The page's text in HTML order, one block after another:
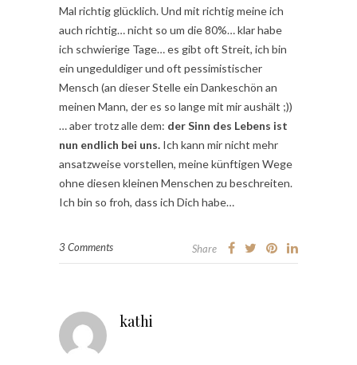
Mal richtig glücklich. Und mit richtig meine ich
auch richtig… nicht so um die 80%… klar habe
ich schwierige Tage… es gibt oft Streit, ich bin
ein ungeduldiger und oft pessimistischer
Mensch (an dieser Stelle ein Dankeschön an
meinen Mann, der es so lange mit mir aushält ;))
… aber trotz alle dem: der Sinn des Lebens ist
nun endlich bei uns. Ich kann mir nicht mehr
ansatzweise vorstellen, meine künftigen Wege
ohne diesen kleinen Menschen zu beschreiten.
Ich bin so froh, dass ich Dich habe…
3 Comments Share
kathi